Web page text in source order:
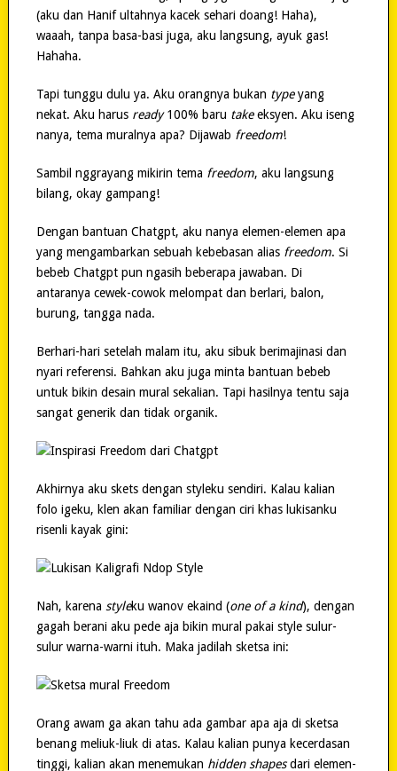
(aku dan Hanif ultahnya kacek sehari doang! Haha),
waaah, tanpa basa-basi juga, aku langsung, ayuk gas!
Hahaha.
Tapi tunggu dulu ya. Aku orangnya bukan typeyang
nekat. Aku harus ready100% baru takeeksyen. Aku iseng
nanya, tema muralnya apa? Dijawab freedom!
Sambil nggrayang mikirin tema freedom, aku langsung
bilang, okay gampang!
Dengan bantuan Chatgpt, aku nanya elemen-elemen apa
yang mengambarkan sebuah kebebasan alias freedom. Si
bebeb Chatgpt pun ngasih beberapa jawaban. Di
antaranya cewek-cowok melompat dan berlari, balon,
burung, tangga nada.
Berhari-hari setelah malam itu, aku sibuk berimajinasi dan
nyari referensi. Bahkan aku juga minta bantuan bebeb
untuk bikin desain mural sekalian. Tapi hasilnya tentu saja
sangat generik dan tidak organik.
Akhirnya aku skets dengan styleku sendiri. Kalau kalian
folo igeku, klen akan familiar dengan ciri khas lukisanku
risenli kayak gini:
Nah, karena styleku wanov ekaind (one of a kind), dengan
gagah berani aku pede aja bikin mural pakai style sulur-
sulur warna-warni ituh. Maka jadilah sketsa ini:
Orang awam ga akan tahu ada gambar apa aja di sketsa
benang meliuk-liuk di atas. Kalau kalian punya kecerdasan
tinggi, kalian akan menemukan hidden shapesdari elemen-